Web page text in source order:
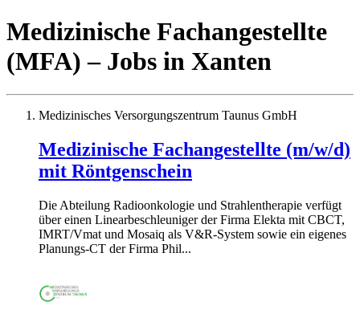
Medizinische Fachangestellte
(MFA) – Jobs in Xanten
Medizinisches Versorgungszentrum Taunus GmbH
Medizinische Fachangestellte (m/w/d)
mit Röntgenschein
Die Abteilung Radioonkologie und Strahlentherapie verfügt
über einen Linearbeschleuniger der Firma Elekta mit CBCT,
IMRT/Vmat und Mosaiq als V&R-System sowie ein eigenes
Planungs-CT der Firma Phil...